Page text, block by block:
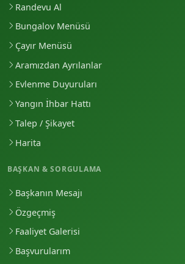
Randevu Al
Bungalov Menüsü
Çayır Menüsü
Aramızdan Ayrılanlar
Evlenme Duyuruları
Yangın İhbar Hattı
Talep / Şikayet
Harita
BAŞKAN & SORGULAMA
Başkanın Mesajı
Özgeçmiş
Faaliyet Galerisi
Başvurularım